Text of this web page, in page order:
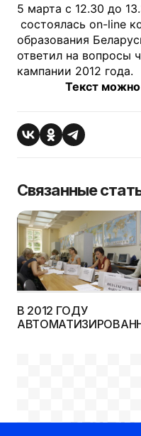
5 марта с 12.30 до
состоялась оn-line
образования
ответил на вопросы
кампании 2012 года.
Текст можно
Связанные
В 2012 ГОДУ